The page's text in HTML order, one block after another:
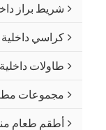
شريط براز
كراسي داخلية
طاولات
مجموعات
أطقم طعام